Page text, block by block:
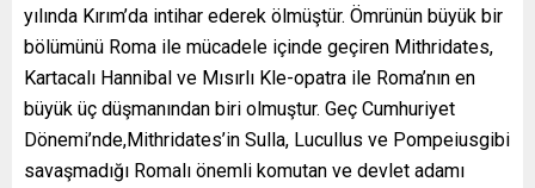
yılında Kırım’da intihar ederek ölmüştür. Ömrünün büyük bir
bölümünü Roma ile mücadele içinde geçiren Mithridates,
Kartacalı Hannibal ve Mısırlı Kle-opatra ile Roma’nın en
büyük üç düşmanından biri olmuştur. Geç Cumhuriyet
Dönemi’nde,Mithridates’in Sulla, Lucullus ve Pompeiusgibi
savaşmadığı Romalı önemli komutan ve devlet adamı